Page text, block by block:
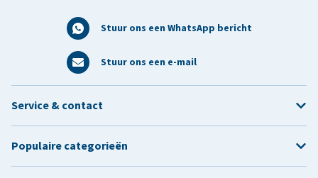
Stuur ons een WhatsApp bericht
Stuur ons een e-mail
Service & contact
Populaire categorieën